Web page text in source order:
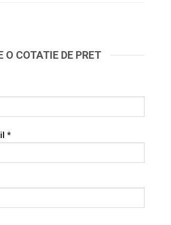
O COTATIE DE PRET
*